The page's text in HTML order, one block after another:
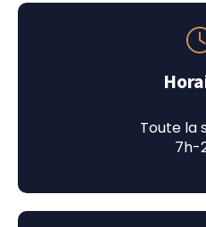
Toute la
7h-